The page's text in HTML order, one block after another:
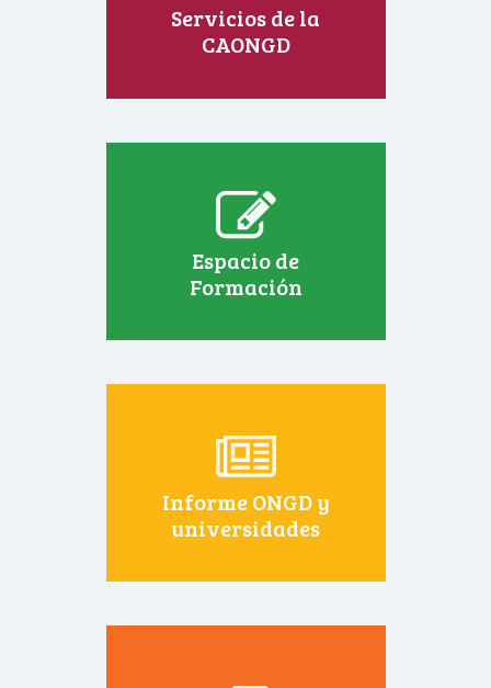
Servicios de la
CAONGD
Espacio de
Formación
Informe ONGD y
universidades